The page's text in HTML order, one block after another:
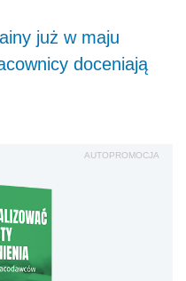
już w maju
doceniają
AUTOPROMOCJA